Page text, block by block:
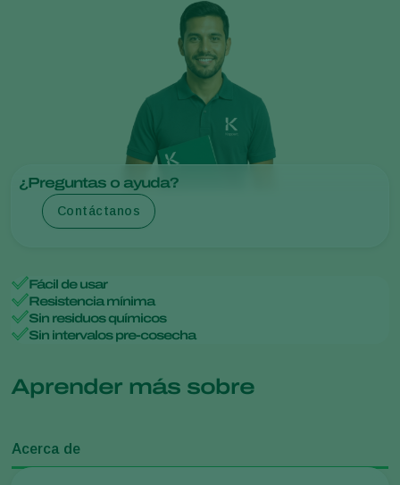
¿Preguntas o ayuda?
Contáctanos
Fácil de usar
Resistencia mínima
Sin residuos químicos
Sin intervalos pre-cosecha
Aprender más sobre
Acerca de